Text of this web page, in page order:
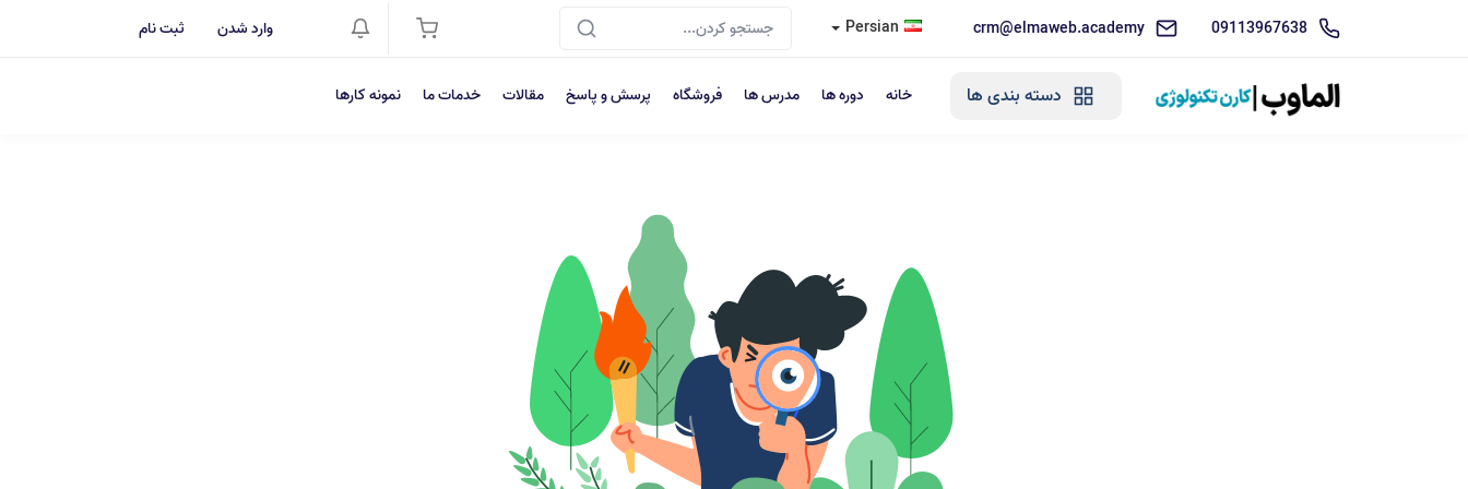
09113967638
crm@elmaweb.academy
Persian وارد شدن ثبت نام
دسته بندی ها خانه دوره ها مدرس ها فروشگاه پرسش و پاسخ مقالات خدمات ما نمونه کارها